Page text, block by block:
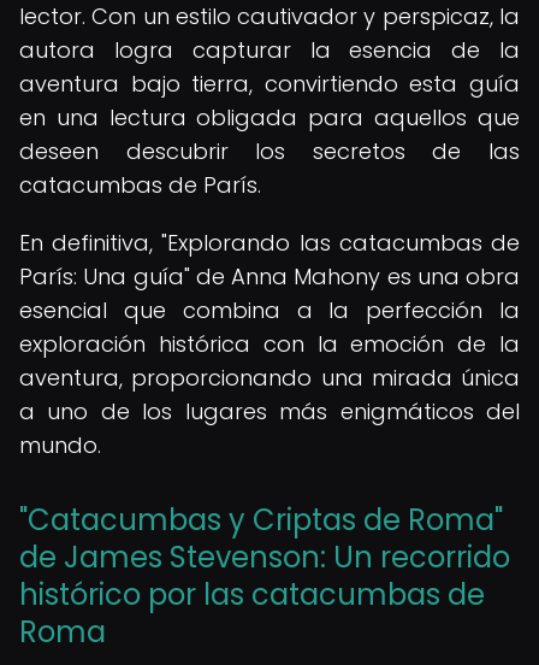
lector. Con un estilo cautivador y perspicaz, la
autora logra capturar la esencia de la
aventura bajo tierra, convirtiendo esta guía
en una lectura obligada para aquellos que
deseen descubrir los secretos de las
catacumbas de París.
En definitiva, "Explorando las catacumbas de
París: Una guía" de Anna Mahony es una obra
esencial que combina a la perfección la
exploración histórica con la emoción de la
aventura, proporcionando una mirada única
a uno de los lugares más enigmáticos del
mundo.
"Catacumbas y Criptas de Roma"
de James Stevenson: Un recorrido
histórico por las catacumbas de
Roma